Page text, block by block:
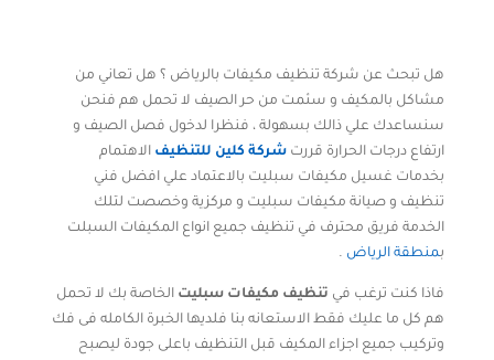
هل تبحث عن شركة تنظيف مكيفات بالرياض ؟ هل تعاني من
مشاكل بالمكيف و سئمت من حر الصيف لا تحمل هم فنحن
سنساعدك علي ذالك بسهولة ، فنظرا لدخول فصل الصيف و
ارتفاع درجات الحرارة قررت شركة كلين للتنظيف الاهتمام
بخدمات غسيل مكيفات سبليت بالاعتماد علي افضل فني
تنظيف و صيانة مكيفات سبليت و مركزية وخصصت لتلك
الخدمة فريق محترف في تنظيف جميع انواع المكيفات السبلت
بمنطقة الرياض .
فاذا كنت ترغب في تنظيف مكيفات سبليت الخاصة بك لا تحمل
هم كل ما عليك فقط الاستعانه بنا فلديها الخبرة الكامله فى فك
وتركيب جميع اجزاء المكيف قبل التنظيف باعلى جودة ليصبح